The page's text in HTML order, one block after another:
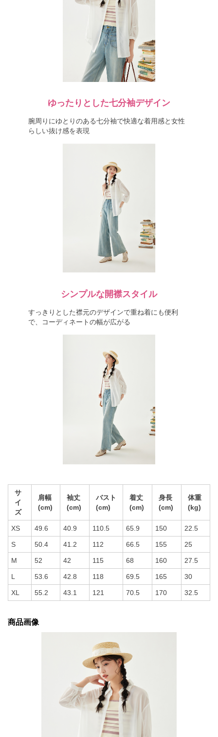
ゆったりとした七分袖デザイン
腕周りにゆとりのある七分袖で快適な着用感と女性
らしい抜け感を表現
シンプルな開襟スタイル
すっきりとした襟元のデザインで重ね着にも便利
で、コーディネートの幅が広がる
サ
イ
ズ
肩幅
(cm)
袖丈
(cm)
バスト
(cm)
着丈
(cm)
身長
(cm)
体重
(kg)
XS 49.6 40.9 110.5 65.9 150 22.5
S 50.4 41.2 112 66.5 155 25
M 52 42 115 68 160 27.5
L 53.6 42.8 118 69.5 165 30
XL 55.2 43.1 121 70.5 170 32.5
商品画像